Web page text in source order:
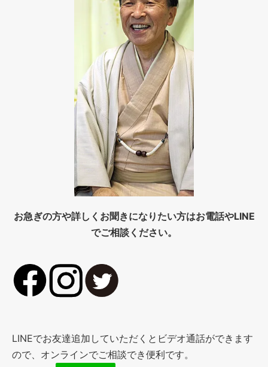
お急ぎの方や詳しくお聞きになりたい方はお電話やLINE
でご相談ください。
LINEでお友達追加していただくとビデオ通話ができます
ので、オンラインでご相談でき便利です。